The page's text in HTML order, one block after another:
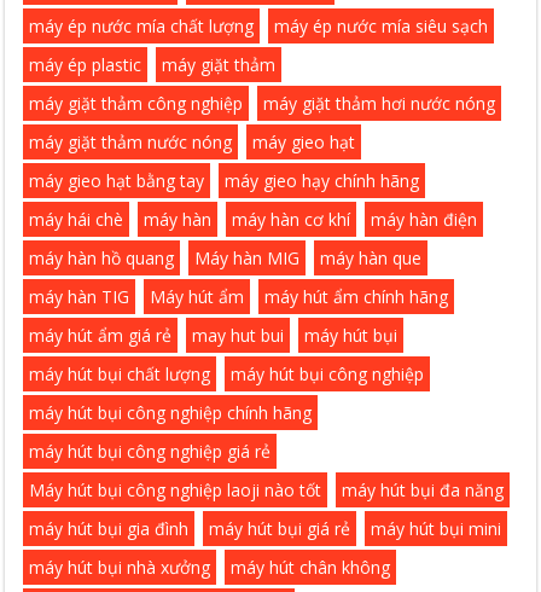
máy ép nước mía chất lượng
máy ép nước mía siêu sạch
máy ép plastic
máy giặt thảm
máy giặt thảm công nghiệp
máy giặt thảm hơi nước nóng
máy giặt thảm nước nóng
máy gieo hạt
máy gieo hạt bằng tay
máy gieo hạy chính hãng
máy hái chè
máy hàn máy hàn cơ khí
máy hàn điện
máy hàn hồ quang
Máy hàn MIG
máy hàn que
máy hàn TIG
Máy hút ẩm
máy hút ẩm chính hãng
máy hút ẩm giá rẻ
may hut bui
máy hút bụi
máy hút bụi chất lượng
máy hút bụi công nghiệp
máy hút bụi công nghiệp chính hãng
máy hút bụi công nghiệp giá rẻ
Máy hút bụi công nghiệp laoji nào tốt
máy hút bụi đa năng
máy hút bụi gia đình
máy hút bụi giá rẻ
máy hút bụi mini
máy hút bụi nhà xưởng
máy hút chân không